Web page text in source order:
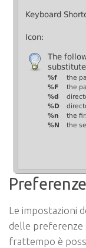
Preferenze
Le impostazioni
delle preferenze
frattempo è